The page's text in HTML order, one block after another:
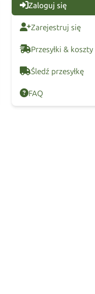
Zaloguj się
Zarejestruj się
Przesyłki & koszty
Śledź przesyłkę
FAQ